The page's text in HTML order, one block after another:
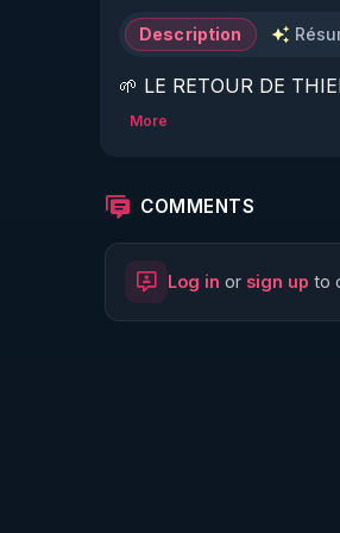
Description
🌱 LE RETOUR DE
🌱 LE MAGAZINE
http://rgnr.li/ymag
More
COMMENTS
Log in or sign up to